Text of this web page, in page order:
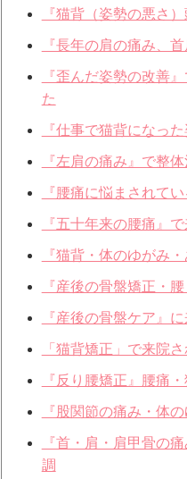
『猫背（姿勢の悪さ
『長年の肩の痛み、
『歪んだ姿勢の改善
た
『仕事で猫背になっ
『左肩の痛み』で整
『腰痛に悩まされて
『五十年来の腰痛』
『猫背・体のゆがみ
『産後の骨盤矯正・
『産後の骨盤ケア』
「猫背矯正」で来院
『反り腰矯正』腰痛
『股関節の痛み・体
『首・肩・肩甲骨の
調